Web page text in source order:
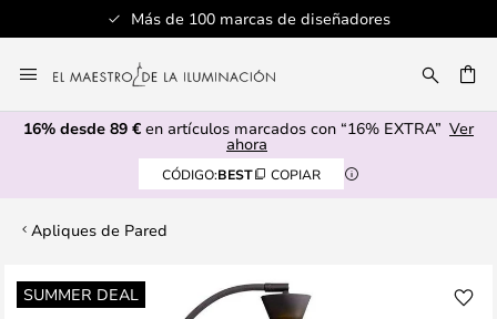
Más de 100 marcas de diseñadores
al
contenido
16% desde 89 € en artículos marcados con “16% EXTRA” Ver
ahora
CÓDIGO:BEST COPIAR
Apliques de Pared
SUMMER DEAL
Saltar
al